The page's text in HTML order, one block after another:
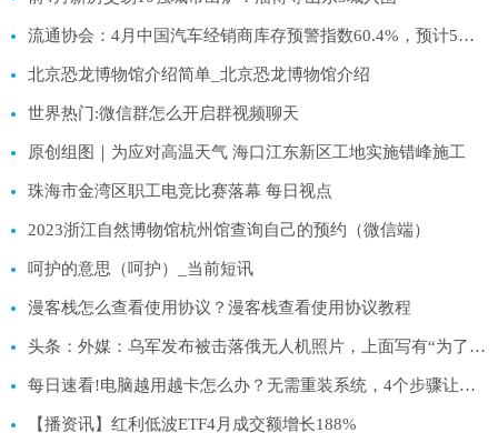
流通协会：4月中国汽车经销商库存预警指数60.4%，预计5月终端零售185万辆|环球通讯
北京恐龙博物馆介绍简单_北京恐龙博物馆介绍
世界热门:微信群怎么开启群视频聊天
原创组图｜为应对高温天气 海口江东新区工地实施错峰施工
珠海市金湾区职工电竞比赛落幕 每日视点
2023浙江自然博物馆杭州馆查询自己的预约（微信端）
呵护的意思（呵护）_当前短讯
漫客栈怎么查看使用协议？漫客栈查看使用协议教程
头条：外媒：乌军发布被击落俄无人机照片，上面写有“为了克里姆林宫”
每日速看!电脑越用越卡怎么办？无需重装系统，4个步骤让电脑流畅运行
【播资讯】红利低波ETF4月成交额增长188%